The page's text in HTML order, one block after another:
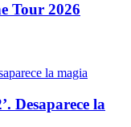
Tour 2026
Desaparece la